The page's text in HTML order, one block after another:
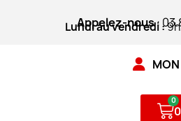
Appelez-nous:
Lundi au vendredi :